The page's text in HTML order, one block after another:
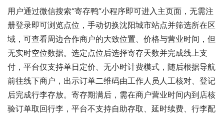
用户通过微信搜索“寄存鸭”小程序即可进入主页面，无需注
册登录即可浏览点位，手动切换沈阳城市站点并筛选所在区
域，可查看周边合作商户的大致位置、价格与营业时间，但
无实时空位数据。选定点位后选择寄存天数并完成线上支
付，平台仅支持单日定价、无小时计费模式，随后根据导航
前往线下商户，出示订单二维码由工作人员人工核对、登记
后完成行李存放。寄存期满后，需在商户营业时间内到店核
验订单取回行李，平台不支持自助存取、延时续费、行李配